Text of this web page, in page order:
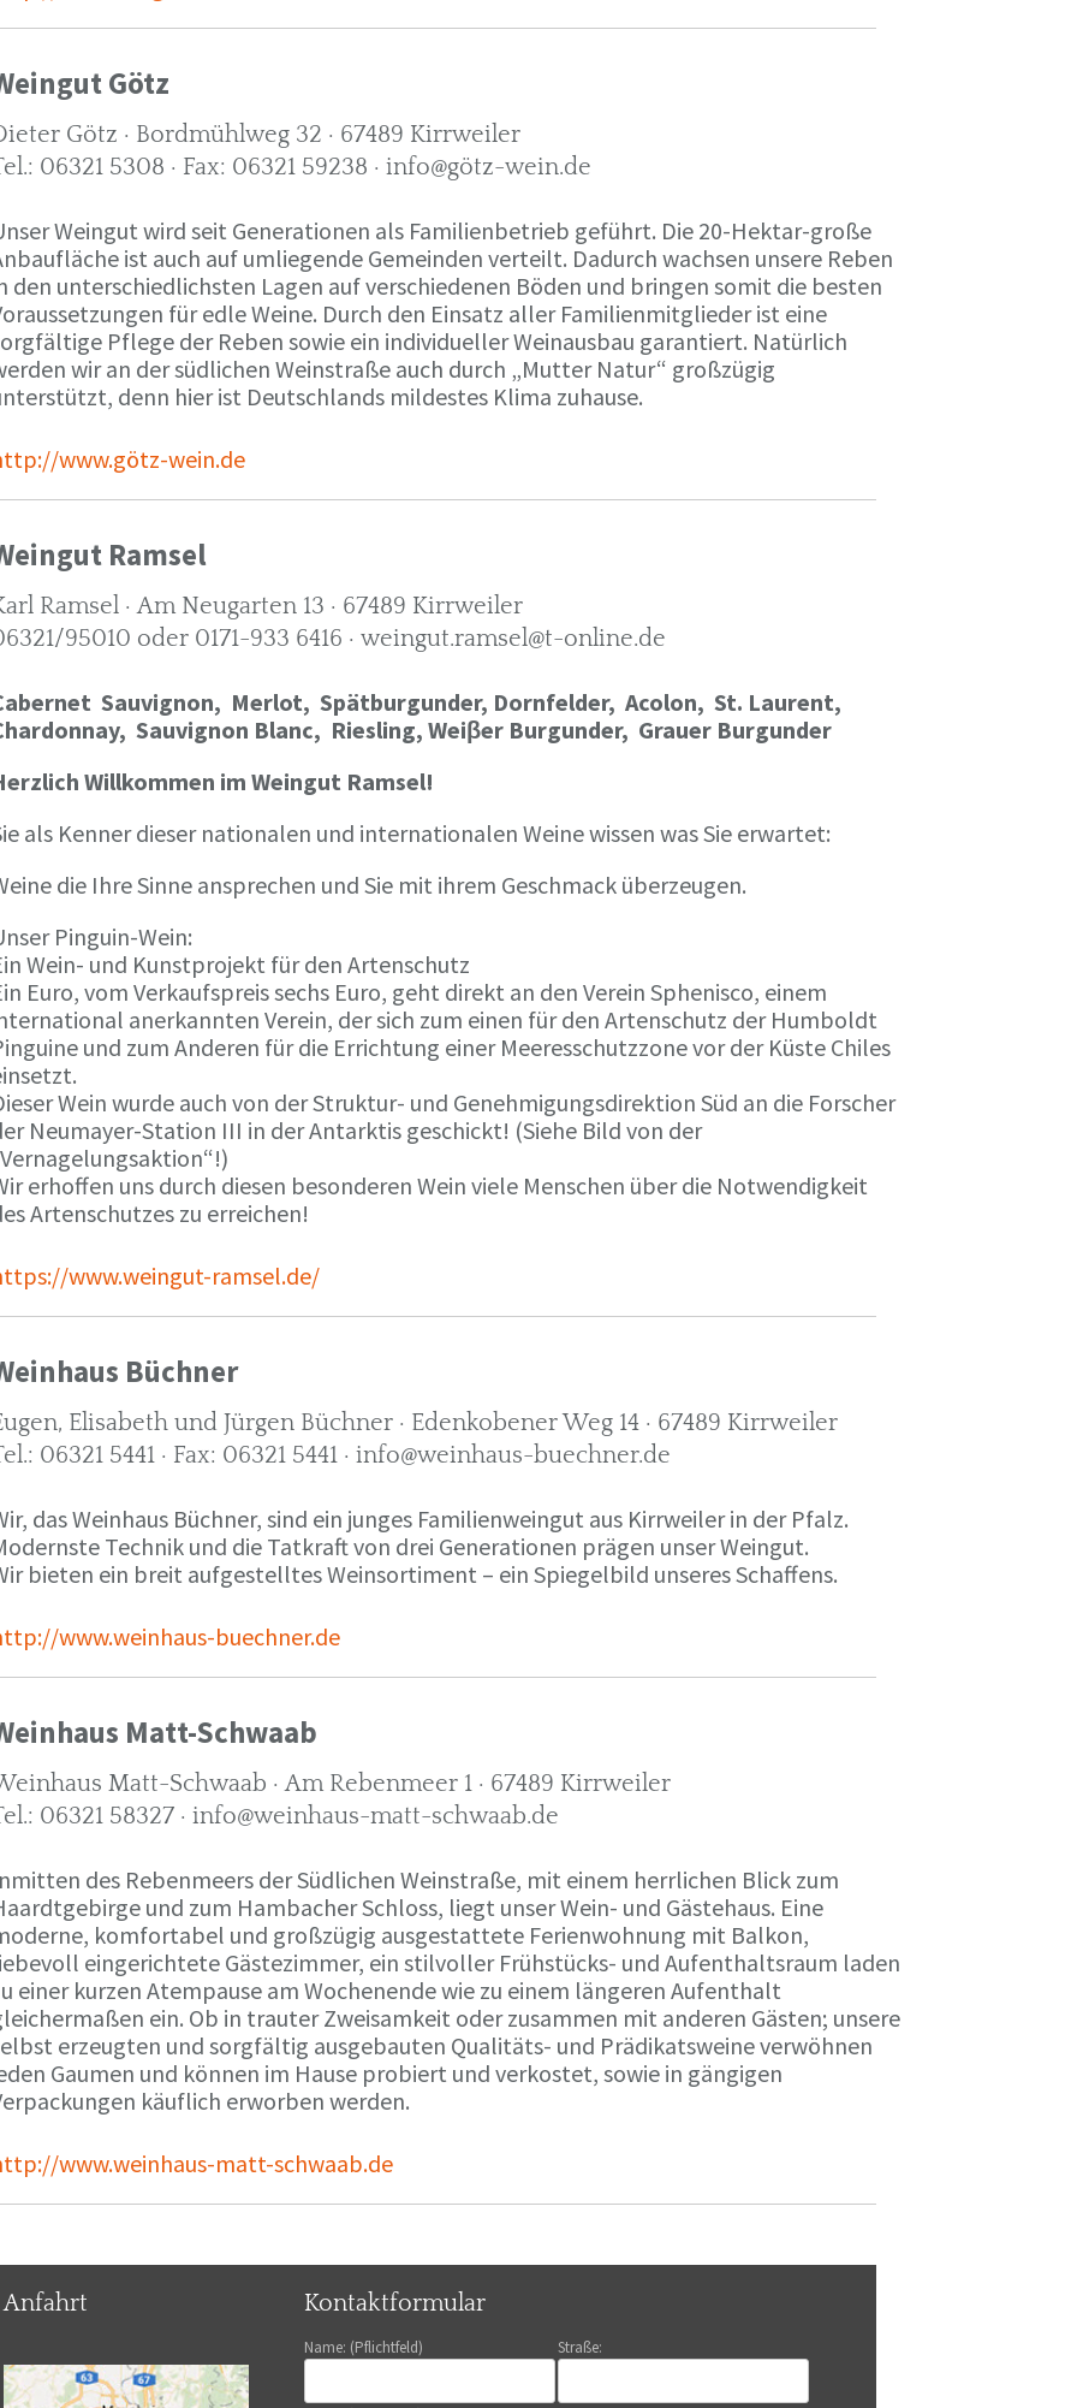
Götz
Götz · Bordmühlweg 32 · 67489 Kirrweiler
06321 5308 · Fax: 06321 59238 · info@götz-wein.de
Weingut wird seit Generationen als Familienbetrieb geführt. Die 20-Hektar-große
ist auch auf umliegende Gemeinden verteilt. Dadurch wachsen unsere Reben
den unterschiedlichsten Lagen auf verschiedenen Böden und bringen somit die besten
für edle Weine. Durch den Einsatz aller Familienmitglieder ist eine
Pflege der Reben sowie ein individueller Weinausbau garantiert. Natürlich
wir an der südlichen Weinstraße auch durch „Mutter Natur“ großzügig
denn hier ist Deutschlands mildestes Klima zuhause.
www.götz-wein.de
Ramsel
Ramsel · Am Neugarten 13 · 67489 Kirrweiler
95010 oder 0171-933 6416 · weingut.ramsel@t-online.de
Sauvignon, Merlot, Spätburgunder, Dornfelder, Acolon, St. Laurent,
Sauvignon Blanc, Riesling, Weiβer Burgunder, Grauer Burgunder
Willkommen im Weingut Ramsel!
als Kenner dieser nationalen und internationalen Weine wissen was Sie erwartet:
die Ihre Sinne ansprechen und Sie mit ihrem Geschmack überzeugen.
Pinguin-Wein:
Wein- und Kunstprojekt für den Artenschutz
Euro, vom Verkaufspreis sechs Euro, geht direkt an den Verein Sphenisco, einem
anerkannten Verein, der sich zum einen für den Artenschutz der Humboldt
und zum Anderen für die Errichtung einer Meeresschutzzone vor der Küste Chiles
Wein wurde auch von der Struktur- und Genehmigungsdirektion Süd an die Forscher
Neumayer-Station III in der Antarktis geschickt! (Siehe Bild von der
erhoffen uns durch diesen besonderen Wein viele Menschen über die Notwendigkeit
Artenschutzes zu erreichen!
www.weingut-ramsel.de/
Büchner
Elisabeth und Jürgen Büchner · Edenkobener Weg 14 · 67489 Kirrweiler
06321 5441 · Fax: 06321 5441 · info@weinhaus-buechner.de
das Weinhaus Büchner, sind ein junges Familienweingut aus Kirrweiler in der Pfalz.
Technik und die Tatkraft von drei Generationen prägen unser Weingut.
bieten ein breit aufgestelltes Weinsortiment – ein Spiegelbild unseres Schaffens.
www.weinhaus-buechner.de
Matt-Schwaab
Matt-Schwaab · Am Rebenmeer 1 · 67489 Kirrweiler
06321 58327 · info@weinhaus-matt-schwaab.de
des Rebenmeers der Südlichen Weinstraße, mit einem herrlichen Blick zum
und zum Hambacher Schloss, liegt unser Wein- und Gästehaus. Eine
komfortabel und großzügig ausgestattete Ferienwohnung mit Balkon,
eingerichtete Gästezimmer, ein stilvoller Frühstücks- und Aufenthaltsraum laden
einer kurzen Atempause am Wochenende wie zu einem längeren Aufenthalt
ein. Ob in trauter Zweisamkeit oder zusammen mit anderen Gästen; unsere
erzeugten und sorgfältig ausgebauten Qualitäts- und Prädikatsweine verwöhnen
Gaumen und können im Hause probiert und verkostet, sowie in gängigen
käuflich erworben werden.
www.weinhaus-matt-schwaab.de
Anfahrt Kontaktformular
Name: (Pflichtfeld) Straße: